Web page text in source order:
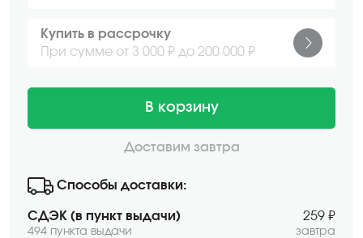
Купить в рассрочку
При сумме от 3 000 ₽ до 200 000 ₽
В корзину
Доставим завтра
Способы доставки:
СДЭК (в пункт выдачи)
494 пункта выдачи
259 ₽
завтра